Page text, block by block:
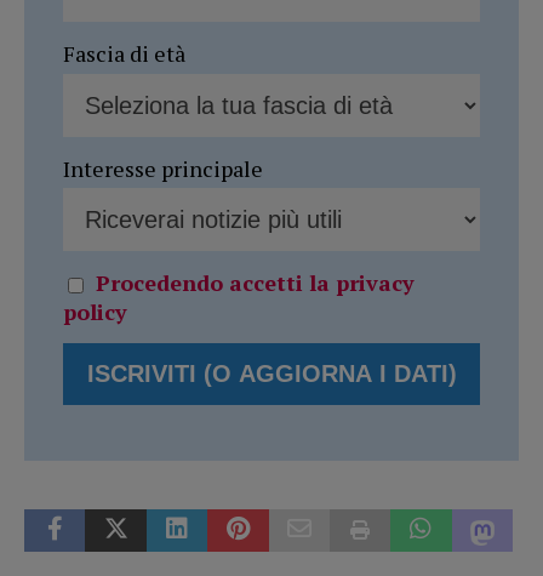
Fascia di età
Interesse principale
Procedendo accetti la privacy
policy